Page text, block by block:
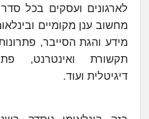
לארגונים ועסקים בכל סדר
מחשוב ענן מקומיים
תקשורת ואינטרנט,
דיגיטלית ועוד.